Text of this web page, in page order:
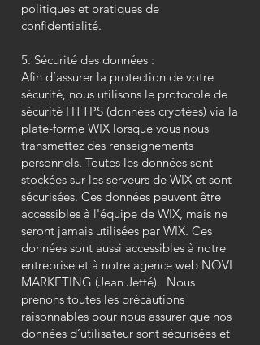
politiques et pratiques de
confidentialité.
5. Sécurité des données :
Afin d’assurer la protection de votre
sécurité, nous utilisons le protocole de
sécurité HTTPS (données cryptées) via la
plate-forme WIX lorsque vous nous
transmettez des renseignements
personnels. Toutes les données sont
stockées sur les serveurs de WIX et sont
sécurisées. Ces données peuvent être
accessibles à l'équipe de WIX, mais ne
seront jamais utilisées par WIX. Ces
données sont aussi accessibles à notre
entreprise et à notre agence web NOVI
MARKETING (Jean Jetté). Nous
prenons toutes les précautions
raisonnables pour nous assurer que nos
données d’utilisateur sont sécurisées et